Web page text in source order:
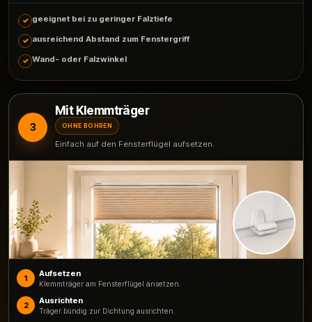
geeignet bei zu geringer Falztiefe
ausreichend Abstand zum Fenstergriff
Wand- oder Falzwinkel
3
Mit Klemmträger
OHNE BOHREN
Einfach auf den Fensterflügel aufsetzen.
1 Aufsetzen
Klemmträger am Fensterflügel ansetzen.
2 Ausrichten
Träger bündig zur Dichtung ausrichten.